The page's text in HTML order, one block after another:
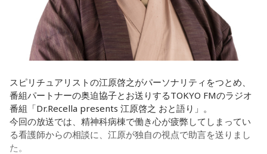
ほのか：私も今回初めて関わらせてもらったんですけど、今
まで作ってきたライブでやる曲やバンドでやる曲の作り方と
は全然違って……ドラマの映像にいかに没頭させるかが重要と
いうか。リーガルリリーでは、音楽を聴いてほしくて作って
いるんですけれど、ドラマの音楽は、映像を観てもらわない
といけないので、逆に聴いてもらったらダメなんですよ。だ
から、音楽を通して真逆な作り方を体験できて、めちゃめち
ゃ面白かったです。
スピリチュアリストの江原啓之がパーソナリティをつとめ、
番組パートナーの奥迫協子とお送りするTOKYO FMのラジオ
番組「Dr.Recella presents 江原啓之 おと語り」。
今回の放送では、精神科病棟で働き心が疲弊してしまってい
る看護師からの相談に、江原が独自の視点で助言を送りまし
た。